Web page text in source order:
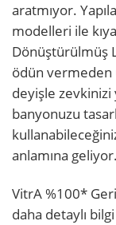
aratmıyor.
modelleri ile
Dönüştürülmüş
ödün
deyişle zevkinizi
banyonuzu
anlamına geliyor.
VitrA %100*
daha detaylı